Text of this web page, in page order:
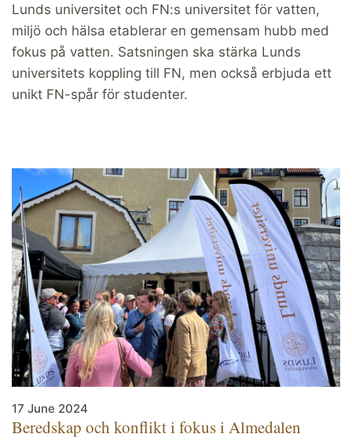
Lunds universitet och FN:s universitet för vatten,
miljö och hälsa etablerar en gemensam hubb med
fokus på vatten. Satsningen ska stärka Lunds
universitets koppling till FN, men också erbjuda ett
unikt FN-spår för studenter.
17 June 2024
Beredskap och konflikt i fokus i Almedalen